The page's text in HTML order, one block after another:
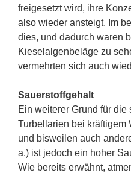
freigesetzt wird, ihre
also wieder ansteigt. Im
dies, und dadurch waren
Kieselalgenbeläge zu
vermehrten sich auch
Sauerstoffgehalt
Ein weiterer Grund für die
Turbellarien bei kräftigem
und bisweilen auch
a.) ist jedoch ein hoher
Wie bereits erwähnt,